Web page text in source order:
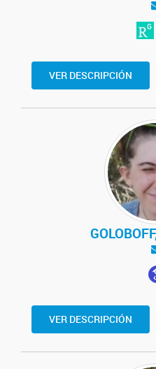
VER DESCRIPCIÓN
VER DESCRIPCIÓN